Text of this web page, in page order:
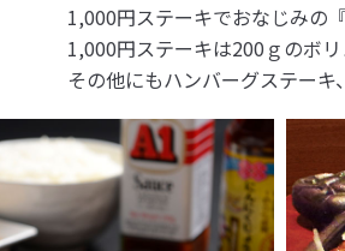
1,000円ステーキでおなじみの
1,000円ステーキは200ｇのボ
その他にもハンバーグステーキ